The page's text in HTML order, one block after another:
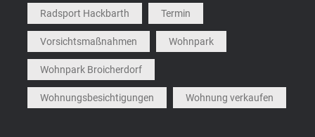
Radsport Hackbarth Termin
Vorsichtsmaßnahmen Wohnpark
Wohnpark Broicherdorf
Wohnungsbesichtigungen Wohnung verkaufen